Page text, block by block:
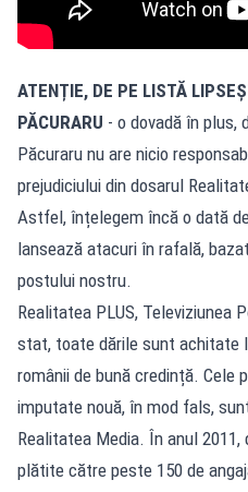
ATENȚIE, DE PE LISTĂ
PĂCURARU - o dovadă în plus,
Păcuraru nu are nicio
prejudiciului din dosarul
Astfel, înțelegem încă o dată
lansează atacuri în rafală,
postului nostru.
Realitatea PLUS, Televiziunea
stat, toate dările sunt achitate
românii de bună credință. Cele
imputate nouă, în mod fals,
Realitatea Media. În anul
plătite către peste 150 de